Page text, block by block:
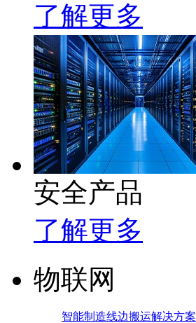
了解更多
安全产品
了解更多
物联网
智能制造线边搬运解决方案